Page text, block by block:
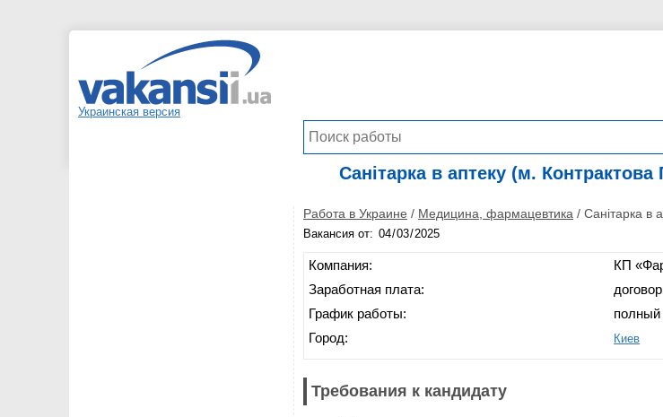
Украинская версия
Санітарка в аптеку (м.
Работа в Украине / Медицина, фармацевтика / Санітарка в
Вакансия от:
Компания:
Заработная плата:
График работы:
Город:
КП
полный
Киев
Требования к кандидату